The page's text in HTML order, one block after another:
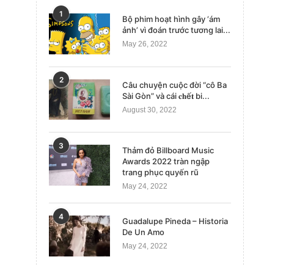
1
Bộ phim hoạt hình gây ‘ám
ảnh’ vì đoán trước tương lai...
May 26, 2022
2
Câu chuyện cuộc đời “cô Ba
Sài Gòn” và cái 𝐜𝐡ế𝐭 bi...
August 30, 2022
3
Thảm đỏ Billboard Music
Awards 2022 tràn ngập
trang phục quyến rũ
May 24, 2022
4
Guadalupe Pineda – Historia
De Un Amo
May 24, 2022